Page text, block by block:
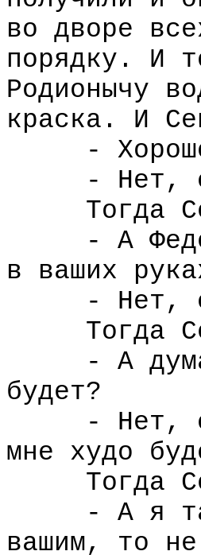
во дворе
порядку. И
Родионычу
краска. И
- Хорошо
- Нет,
Тогда
- А Феде,
в ваших
- Нет,
Тогда
- А
будет?
- Нет,
мне худо
Тогда
- А я так
вашим, то